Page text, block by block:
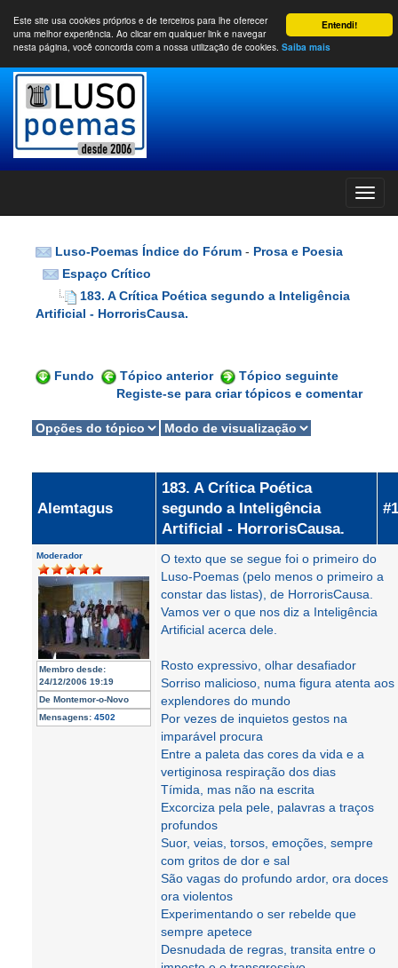
Entendi!
Este site usa cookies próprios e de terceiros para lhe oferecer
uma melhor experiência. Ao clicar em qualquer link e navegar
nesta página, você concorda com a nossa utilização de cookies. Saiba mais
Luso-Poemas Índice do Fórum - Prosa e Poesia
Espaço Crítico
183. A Crítica Poética segundo a Inteligência
Artificial - HorrorisCausa.
Fundo Tópico anterior
Tópico seguinte
Registe-se para criar tópicos e comentar
Alemtagus
183. A Crítica Poética
segundo a Inteligência
Artificial - HorrorisCausa.
#1
Moderador
Membro desde:
24/12/2006 19:19
De Montemor-o-Novo
Mensagens: 4502
O texto que se segue foi o primeiro do
Luso-Poemas (pelo menos o primeiro a
constar das listas), de HorrorisCausa.
Vamos ver o que nos diz a Inteligência
Artificial acerca dele.
Rosto expressivo, olhar desafiador
Sorriso malicioso, numa figura atenta aos
explendores do mundo
Por vezes de inquietos gestos na
imparável procura
Entre a paleta das cores da vida e a
vertiginosa respiração dos dias
Tímida, mas não na escrita
Excorciza pela pele, palavras a traços
profundos
Suor, veias, torsos, emoções, sempre
com gritos de dor e sal
São vagas do profundo ardor, ora doces
ora violentos
Experimentando o ser rebelde que
sempre apetece
Desnudada de regras, transita entre o